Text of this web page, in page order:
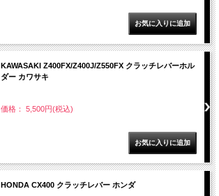
KAWASAKI Z400FX/Z400J/Z550FX クラッチレバーホル
ダー カワサキ
価格： 5,500円(税込)
HONDA CX400 クラッチレバー ホンダ